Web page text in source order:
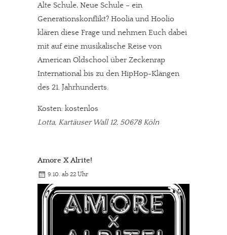
Alte Schule, Neue Schule – ein
Generationskonflikt? Hoolia und Hoolio
klären diese Frage und nehmen Euch dabei
mit auf eine musikalische Reise von
American Oldschool über Zeckenrap
International bis zu den HipHop-Klängen
des 21. Jahrhunderts.
Kosten: kostenlos
Lotta, Kartäuser Wall 12, 50678 Köln
Amore X Alrite!
9.10. ab 22 Uhr